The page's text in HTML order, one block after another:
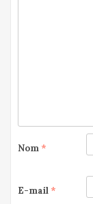
Nom *
E-mail *